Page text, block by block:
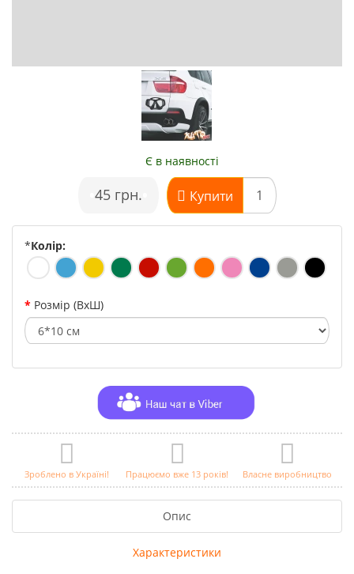
Є в наявності
45 грн. Купити
*Колір:
Розмір (ВхШ)
Зроблено в Україні! Працюємо вже 13 років! Власне виробництво
Опис
Характеристики